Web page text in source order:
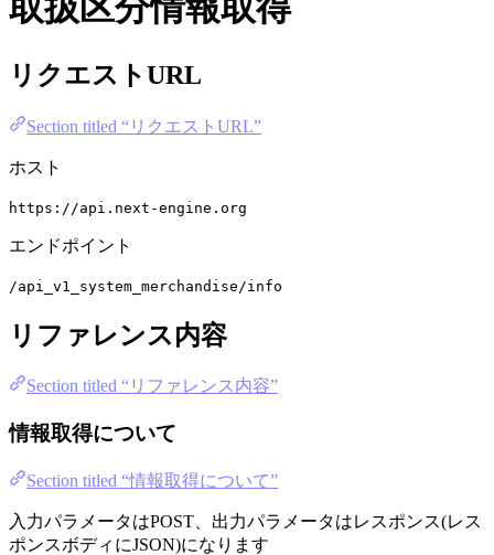
取扱区分情報取得
リクエストURL
Section titled “リクエストURL”
ホスト
https://api.next-engine.org
エンドポイント
/api_v1_system_merchandise/info
リファレンス内容
Section titled “リファレンス内容”
情報取得について
Section titled “情報取得について”
入力パラメータはPOST、出力パラメータはレスポンス(レス
ポンスボディにJSON)になります